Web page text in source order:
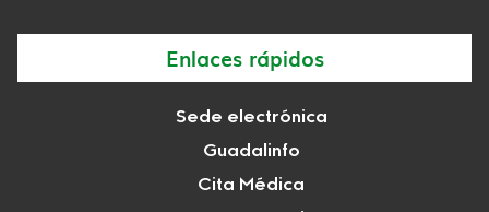
Enlaces rápidos
Sede electrónica
Guadalinfo
Cita Médica